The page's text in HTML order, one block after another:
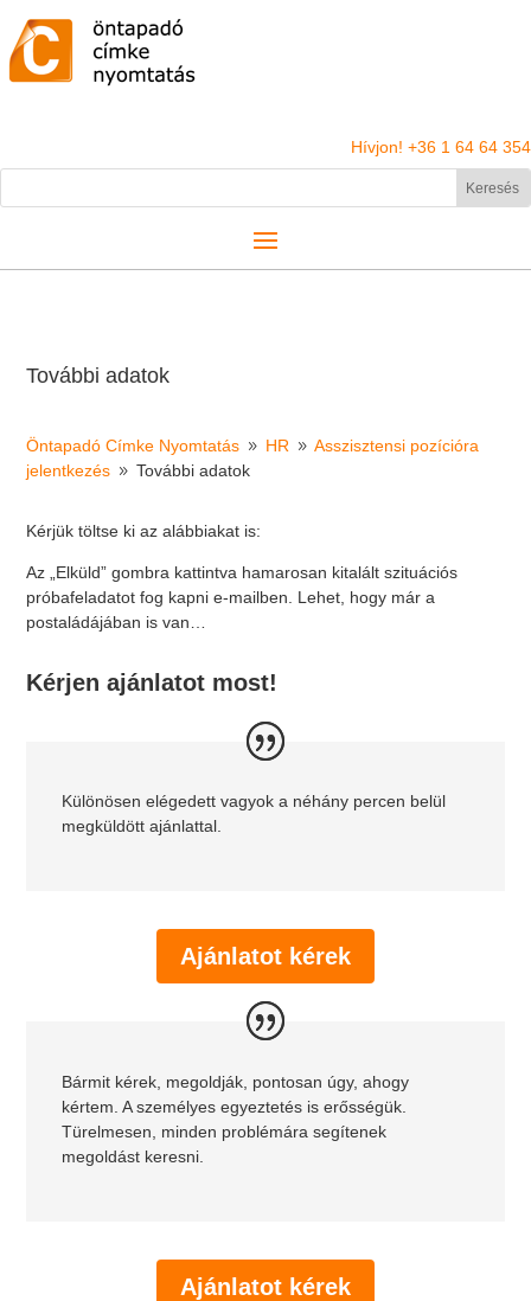
Hívjon! +36 1 64 64 354
További adatok
Öntapadó Címke Nyomtatás 9 HR 9 Asszisztensi pozícióra
jelentkezés 9 További adatok
Kérjük töltse ki az alábbiakat is:
Az „Elküld” gombra kattintva hamarosan kitalált szituációs
próbafeladatot fog kapni e-mailben. Lehet, hogy már a
postaládájában is van…
Kérjen ajánlatot most!
Különösen elégedett vagyok a néhány percen belül
megküldött ajánlattal.
Ajánlatot kérek
Bármit kérek, megoldják, pontosan úgy, ahogy
kértem. A személyes egyeztetés is erősségük.
Türelmesen, minden problémára segítenek
megoldást keresni.
Ajánlatot kérek